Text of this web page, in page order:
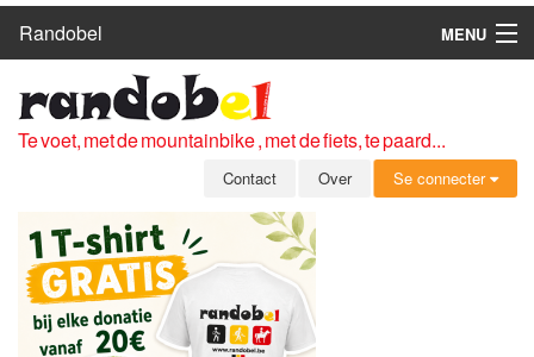
Randobel
MENU
ROUTES
CLUBS
OVER
LEDEN
ZICH AANMELDEN
GRATIS REGISTRATIE
Te voet, met de mountainbike , met de fiets, te paard...
Contact Over Se connecter